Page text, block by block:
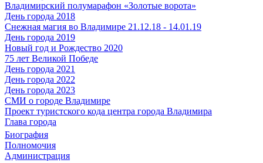
Владимирский полумарафон «Золотые ворота»
День города 2018
Снежная магия во Владимире 21.12.18 - 14.01.19
День города 2019
Новый год и Рождество 2020
75 лет Великой Победе
День города 2021
День города 2022
День города 2023
СМИ о городе Владимире
Проект туристского кода центра города Владимира
Глава города
Биография
Полномочия
Администрация